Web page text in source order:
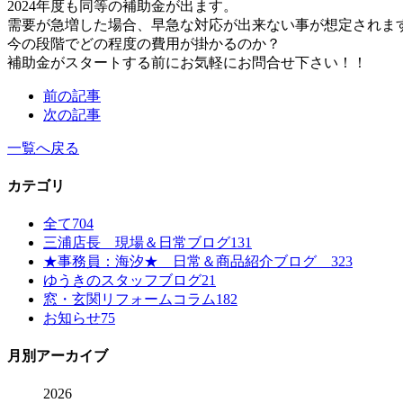
2024年度も同等の補助金が出ます。
需要が急増した場合、早急な対応が出来ない事が想定されま
今の段階でどの程度の費用が掛かるのか？
補助金がスタートする前にお気軽にお問合せ下さい！！
前の記事
次の記事
一覧へ戻る
カテゴリ
全て704
三浦店長 現場＆日常ブログ131
★事務員：海汐★ 日常＆商品紹介ブログ 323
ゆうきのスタッフブログ21
窓・玄関リフォームコラム182
お知らせ75
月別アーカイブ
2026